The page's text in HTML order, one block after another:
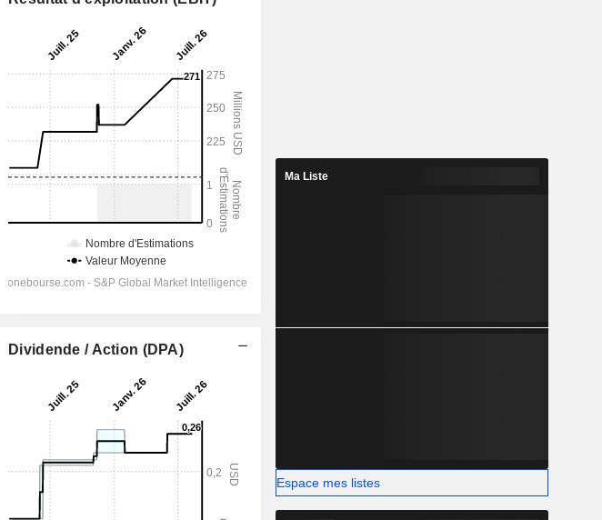
Dividende / Action (DPA)
Ma Liste
Espace mes listes